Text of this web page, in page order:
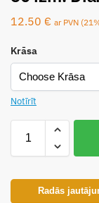
12.50 € ar PVN
Krāsa
Notīrīt
Radās